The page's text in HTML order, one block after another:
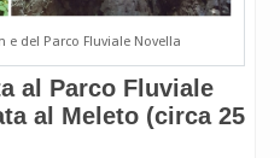
e del Parco Fluviale Novella
al Parco Fluviale
al Meleto (circa 25